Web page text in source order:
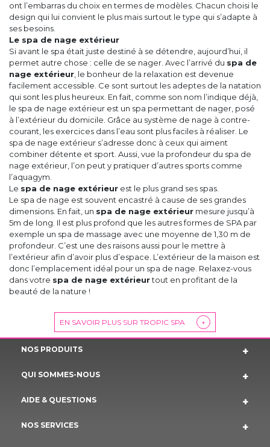
ont l’embarras du choix en termes de modèles. Chacun choisi le
design qui lui convient le plus mais surtout le type qui s’adapte à
ses besoins.
Le spa de nage extérieur
Si avant le spa était juste destiné à se détendre, aujourd’hui, il
permet autre chose : celle de se nager. Avec l’arrivé du spa de
nage extérieur , le bonheur de la relaxation est devenue
facilement accessible. Ce sont surtout les adeptes de la natation
qui sont les plus heureux. En fait, comme son nom l’indique déjà,
le spa de nage extérieur est un spa permettant de nager, posé
à l’extérieur du domicile. Grâce au système de nage à contre-
courant, les exercices dans l’eau sont plus faciles à réaliser. Le
spa de nage extérieur s’adresse donc à ceux qui aiment
combiner détente et sport. Aussi, vue la profondeur du spa de
nage extérieur, l’on peut y pratiquer d’autres sports comme
l’aquagym.
Le spa de nage extérieur est le plus grand ses spas.
Le spa de nage est souvent encastré à cause de ses grandes
dimensions. En fait, un spa de nage extérieur mesure jusqu’à
5m de long. Il est plus profond que les autres formes de SPA par
exemple un spa de massage avec une moyenne de 1,30 m de
profondeur. C’est une des raisons aussi pour le mettre à
l’extérieur afin d’avoir plus d’espace. L’extérieur de la maison est
donc l’emplacement idéal pour un spa de nage. Relaxez-vous
dans votre spa de nage extérieurtout en profitant de la
beauté de la nature !
EN SAVOIR PLUS SUR TROPIC SPA +
NOS PRODUITS
QUI SOMMES-NOUS
AIDE & QUESTIONS
NOS SERVICES